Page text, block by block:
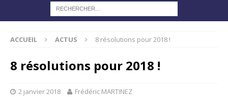
ACCUEIL ACTUS 8 résolutions pour 2018 !
8 résolutions pour 2018 !
2 janvier 2018 Frédéric MARTINEZ